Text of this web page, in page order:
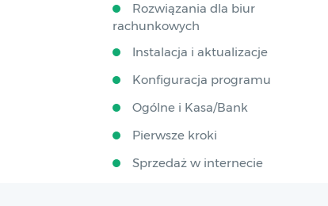
Rozwiązania dla biur
rachunkowych
Instalacja i aktualizacje
Konfiguracja programu
Ogólne i Kasa/Bank
Pierwsze kroki
Sprzedaż w internecie